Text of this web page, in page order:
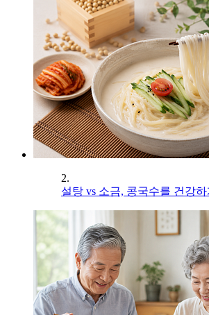
2.
설탕 vs 소금, 콩국수를 건강